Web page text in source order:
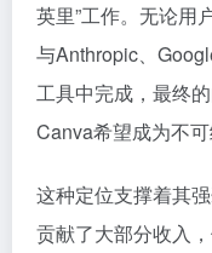
英里”工作。无论用
与Anthropic、
工具中完成，最终
Canva希望成为不可
这种定位支撑着其
贡献了大部分收入